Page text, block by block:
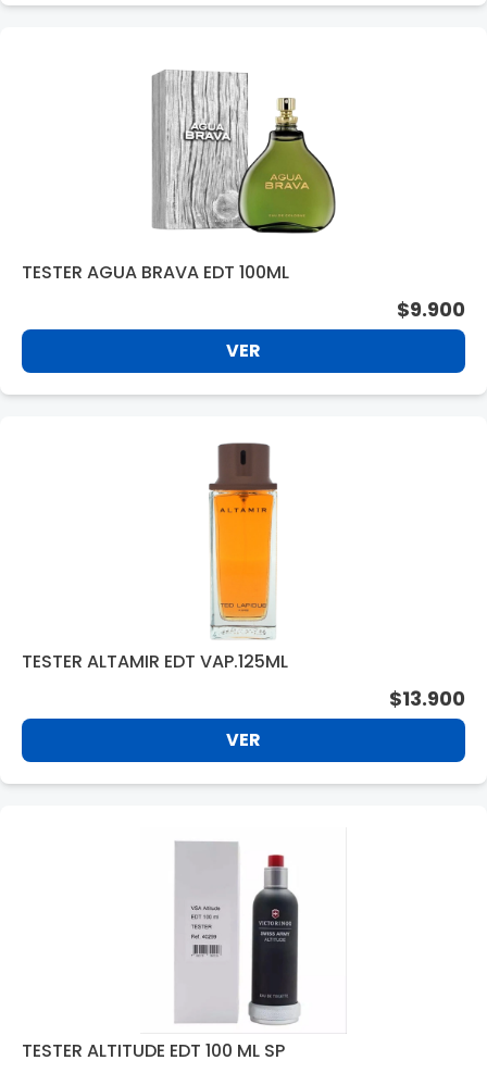
TESTER AGUA BRAVA EDT 100ML
$9.900
VER
TESTER ALTAMIR EDT VAP.125ML
$13.900
VER
TESTER ALTITUDE EDT 100 ML SP